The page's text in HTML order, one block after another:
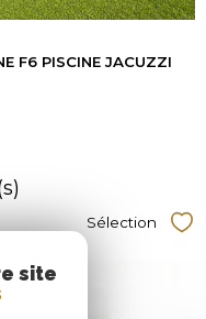
F6 PISCINE JACUZZI
Sélection
site